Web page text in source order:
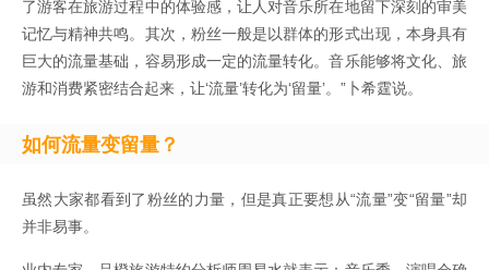
了游客在旅游过程中的体验感，让人对音乐所在地留下深刻的审美
记忆与精神共鸣。其次，粉丝一般是以群体的形式出现，本身具有
巨大的流量基础，容易形成一定的流量转化。音乐能够将文化、旅
游和消费紧密结合起来，让‘流量’转化为‘留量’。”卜希霆说。
如何流量变留量？
虽然大家都看到了粉丝的力量，但是真正要想从“流量”变“留量”却
并非易事。